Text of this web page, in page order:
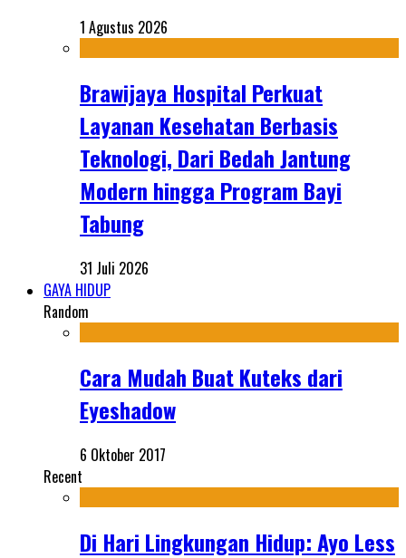
1 Agustus 2026
Brawijaya Hospital Perkuat
Layanan Kesehatan Berbasis
Teknologi, Dari Bedah Jantung
Modern hingga Program Bayi
Tabung
31 Juli 2026
GAYA HIDUP
Random
Cara Mudah Buat Kuteks dari
Eyeshadow
6 Oktober 2017
Recent
Di Hari Lingkungan Hidup: Ayo Less